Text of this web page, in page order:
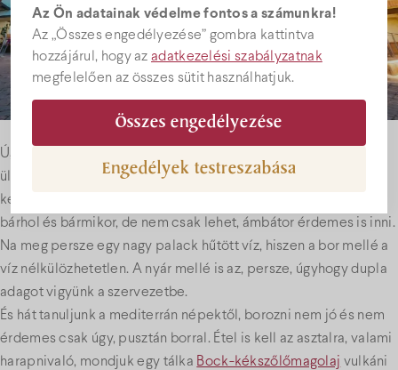
Az Ön adatainak védelme fontos a számunkra!
Az „Összes engedélyezése” gombra kattintva
hozzájárul, hogy azadatkezelési szabályzatnak
megfelelően az összes sütit használhatjuk.
Összes engedélyezése
Engedélyek testreszabása
Úgy beszélek erről persze, hogy jómagam a Bock-teraszon
üldögélek és épp érkezik az első pohár pezsgő, egy könnyed
kezdés,
bárhol és bármikor, de nem csak lehet, ámbátor érdemes is inni.
Na meg persze egy nagy palack hűtött víz, hiszen a bor mellé a
víz nélkülözhetetlen. A nyár mellé is az, persze, úgyhogy dupla
adagot vigyünk a szervezetbe.
És hát tanuljunk a mediterrán népektől, borozni nem jó és nem
érdemes csak úgy, pusztán borral. Étel is kell az asztalra, valami
harapnivaló, mondjuk egy tálka Bock-kékszőlőmagolaj vulkáni